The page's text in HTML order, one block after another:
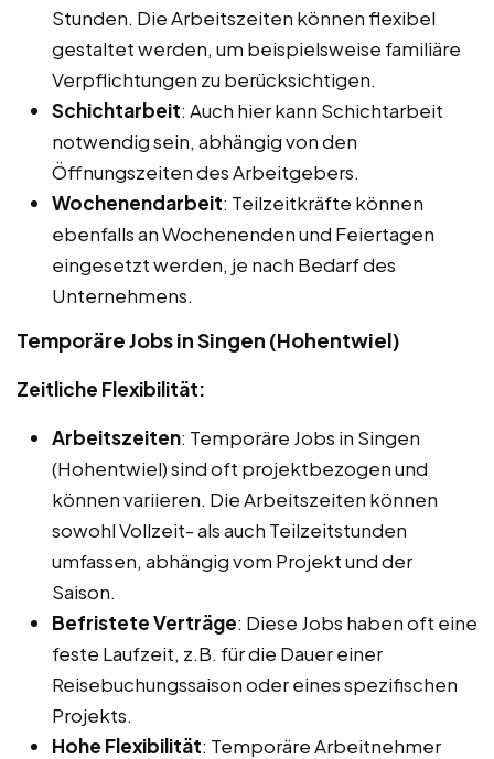
Stunden. Die Arbeitszeiten können flexibel
gestaltet werden, um beispielsweise familiäre
Verpflichtungen zu berücksichtigen.
Schichtarbeit: Auch hier kann Schichtarbeit
notwendig sein, abhängig von den
Öffnungszeiten des Arbeitgebers.
Wochenendarbeit: Teilzeitkräfte können
ebenfalls an Wochenenden und Feiertagen
eingesetzt werden, je nach Bedarf des
Unternehmens.
Temporäre Jobs in Singen (Hohentwiel)
Zeitliche Flexibilität:
Arbeitszeiten: Temporäre Jobs in Singen
(Hohentwiel) sind oft projektbezogen und
können variieren. Die Arbeitszeiten können
sowohl Vollzeit- als auch Teilzeitstunden
umfassen, abhängig vom Projekt und der
Saison.
Befristete Verträge: Diese Jobs haben oft eine
feste Laufzeit, z.B. für die Dauer einer
Reisebuchungssaison oder eines spezifischen
Projekts.
Hohe Flexibilität: Temporäre Arbeitnehmer